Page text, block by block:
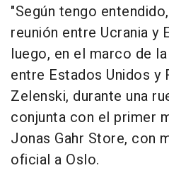
"Según tengo
reunión entre Ucrania y
luego, en el marco de
entre Estados Unidos y
Zelenski, durante una
conjunta con el primer
Jonas Gahr Store, con
oficial a Oslo.